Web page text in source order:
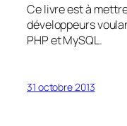
Ce livre est à
développeurs
PHP et MySQL.
31 octobre 2013